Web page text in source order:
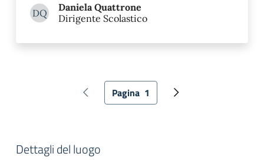
DQ
Daniela Quattrone
Daniela Quattrone
Dirigente Scolastico
Paginazione
Pagina precedente
Pagina attuale
Pagina 1 Pagina successiva
Dettagli del luogo